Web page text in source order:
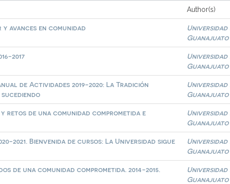
Author(s)
avances en comunidad
Universidad
Guanajuato
2017
Universidad
Guanajuato
de Actividades 2019-2020: La Tradición
Universidad
Guanajuato
retos de una comunidad comprometida e
Universidad
Guanajuato
2021. Bienvenida de cursos: La Universidad sigue
Universidad
Guanajuato
de una comunidad comprometida. 2014-2015.
Universidad
Guanajuato